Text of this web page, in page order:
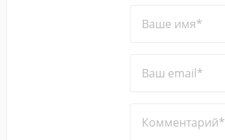
Ваше имя*
Ваш email*
Комментарий*